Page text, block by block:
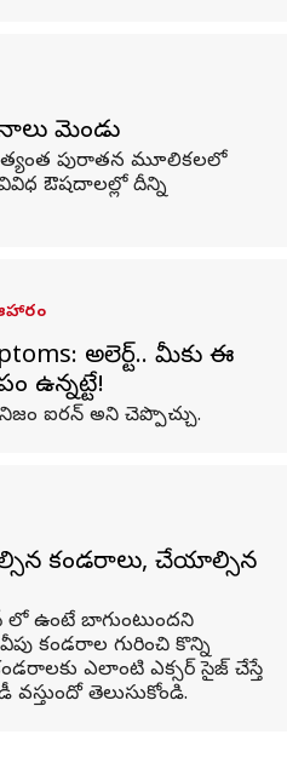
మెండు
పురాతన మూలికలలో
వివిధ ఔషదాలల్లో దీన్ని
అలెర్ట్.. మీకు ఈ
ఉన్నట్టే!
ఐరన్ అని చెప్పొచ్చు.
కండరాలు, చేయాల్సిన
ఉంటే బాగుంటుందని
కండరాల గురించి కొన్ని
ఎలాంటి ఎక్సర్ సైజ్ చేస్తే
వస్తుందో తెలుసుకోండి.